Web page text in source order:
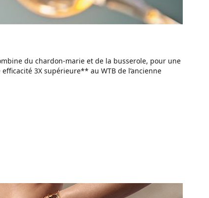
du chardon-marie et de la busserole, pour une
3X supérieure** au WTB de l’ancienne